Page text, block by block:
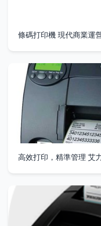
條碼打印機 現代商業運
高效打印，精準管理 艾